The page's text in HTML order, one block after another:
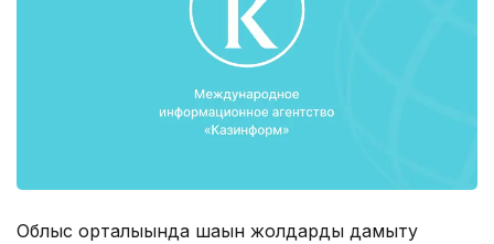
Облыс орталығында шағын жолдарды дамыту